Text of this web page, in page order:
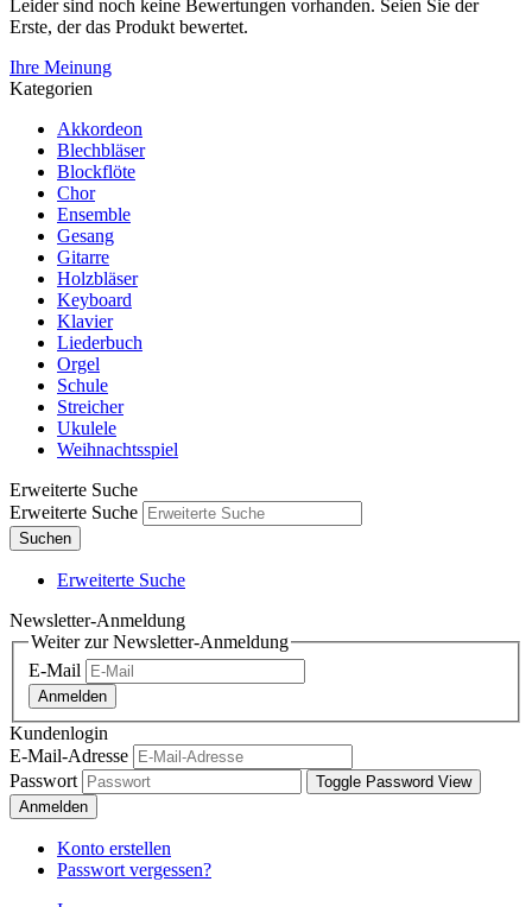
Leider sind noch keine Bewertungen vorhanden. Seien Sie der
Erste, der das Produkt bewertet.
Ihre Meinung
Kategorien
Akkordeon
Blechbläser
Blockflöte
Chor
Ensemble
Gesang
Gitarre
Holzbläser
Keyboard
Klavier
Liederbuch
Orgel
Schule
Streicher
Ukulele
Weihnachtsspiel
Erweiterte Suche
Erweiterte Suche
Suchen
Erweiterte Suche
Newsletter-Anmeldung
Weiter zur Newsletter-Anmeldung
E-Mail
Anmelden
Kundenlogin
E-Mail-Adresse
Passwort
Toggle Password View
Anmelden
Konto erstellen
Passwort vergessen?